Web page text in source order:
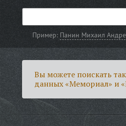
Пример: Панин Михаил
Вы можете поискать
данных «Мемориал» и